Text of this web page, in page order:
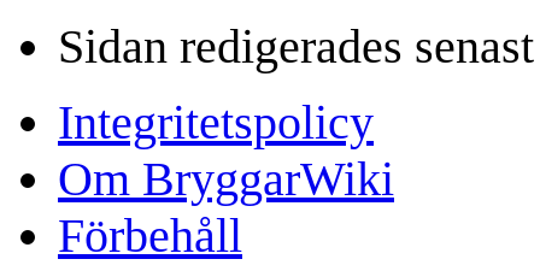
Sidan redigerades
Integritetspolicy
Om BryggarWiki
Förbehåll